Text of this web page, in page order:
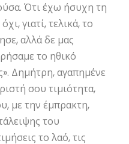
Ότι έχω ήσυχη τη
γιατί, τελικά, το
αλλά δε μας
το ηθικό
Δημήτρη, αγαπημένε
σου τιμιότητα,
με την έμπρακτη,
του
το λαό, τις